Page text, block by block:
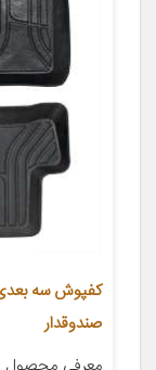
صندوقدار